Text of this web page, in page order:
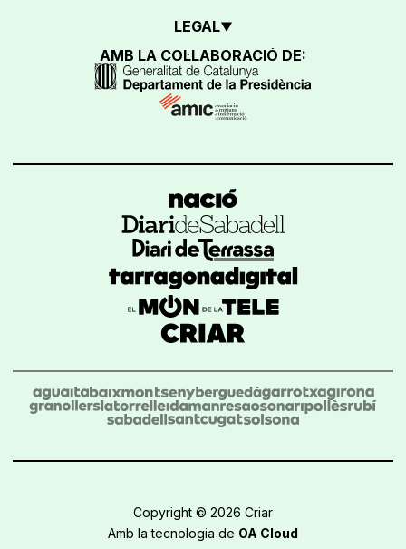
LEGAL
AMB LA COL·LABORACIÓ DE:
Copyright © 2026 Criar
Amb la tecnologia de OA Cloud